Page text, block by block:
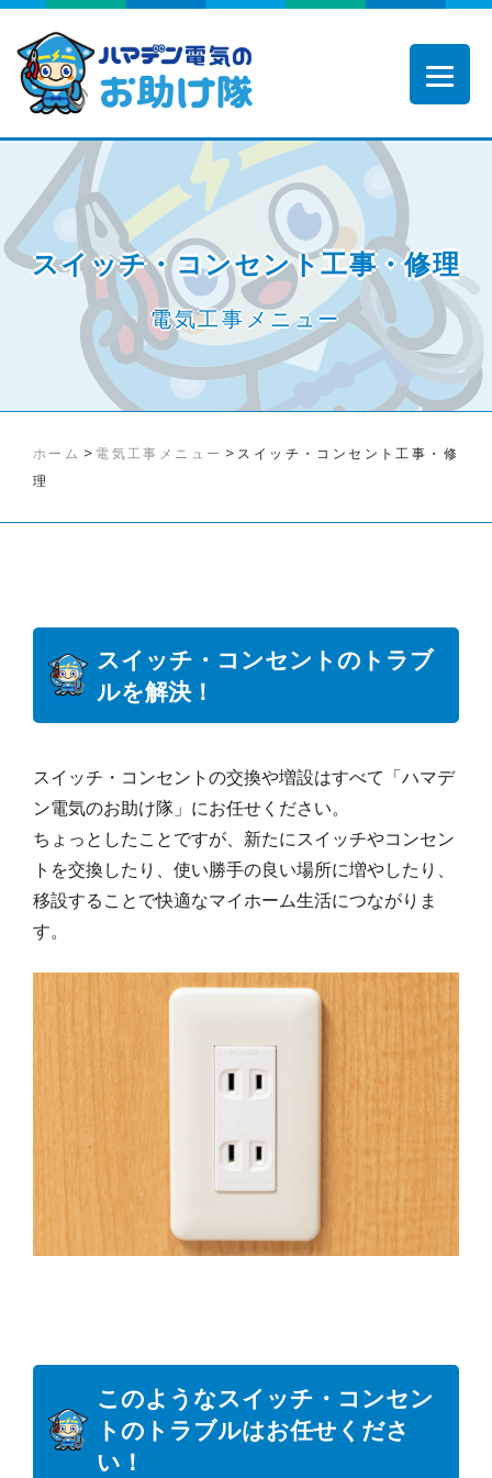
スイッチ・コンセント工事・修理
電気工事メニュー
ホーム > 電気工事メニュー > スイッチ・コンセント工事・修
理
スイッチ・コンセントのトラブ
ルを解決！
スイッチ・コンセントの交換や増設はすべて「ハマデ
ン電気のお助け隊」にお任せください。
ちょっとしたことですが、新たにスイッチやコンセン
トを交換したり、使い勝手の良い場所に増やしたり、
移設することで快適なマイホーム生活につながりま
す。
このようなスイッチ・コンセン
トのトラブルはお任せくださ
い！